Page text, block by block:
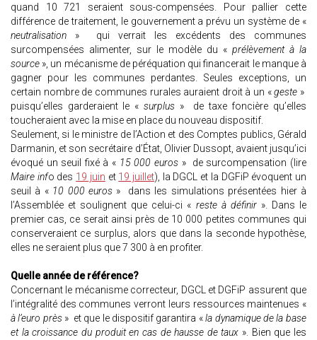
quand 10 721 seraient sous-compensées. Pour pallier cette
différence de traitement, le gouvernement a prévu un système de «
neutralisation » qui verrait les excédents des communes
surcompensées alimenter, sur le modèle du « prélèvement à la
source », un mécanisme de péréquation qui financerait le manque à
gagner pour les communes perdantes. Seules exceptions, un
certain nombre de communes rurales auraient droit à un «geste »
puisqu’elles garderaient le « surplus» de taxe foncière qu’elles
toucheraient avec la mise en place du nouveau dispositif.
Seulement, si le ministre de l’Action et des Comptes publics, Gérald
Darmanin, et son secrétaire d’État, Olivier Dussopt, avaient jusqu’ici
évoqué un seuil fixé à « 15 000 euros» de surcompensation (lire
Maire info des 19 juin et 19 juillet), la DGCL et la DGFiP évoquent un
seuil à «10 000 euros » dans les simulations présentées hier à
l’Assemblée et soulignent que celui-ci « reste à définir ». Dans le
premier cas, ce serait ainsi près de 10 000 petites communes qui
conserveraient ce surplus, alors que dans la seconde hypothèse,
elles ne seraient plus que 7 300 à en profiter.
Quelle année de référence?
Concernant le mécanisme correcteur, DGCL et DGFiP assurent que
l’intégralité des communes verront leurs ressources maintenues «
à l’euro près» et que le dispositif garantira «la dynamique de la base
et la croissance du produit en cas de hausse de taux ». Bien que les